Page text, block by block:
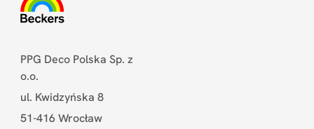
PPG Deco Polska Sp. z
o.o.
ul. Kwidzyńska 8
51-416 Wrocław